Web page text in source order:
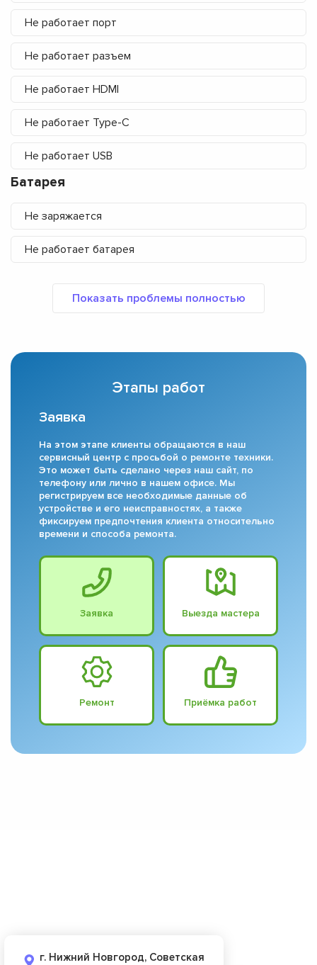
Не работает порт
Не работает разъем
Не работает HDMI
Не работает Type-C
Не работает USB
Батарея
Не заряжается
Не работает батарея
Этапы работ
Заявка
На этом этапе клиенты обращаются в наш
сервисный центр с просьбой о ремонте техники.
Это может быть сделано через наш сайт, по
телефону или лично в нашем офисе. Мы
регистрируем все необходимые данные об
устройстве и его неисправностях, а также
фиксируем предпочтения клиента относительно
времени и способа ремонта.
Заявка Выезда мастера
Ремонт Приёмка работ
г. Нижний Новгород, Советская